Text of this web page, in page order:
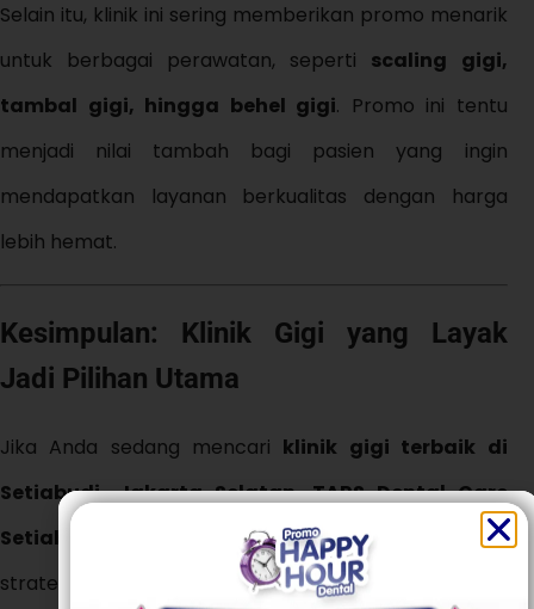
Selain itu, klinik ini sering memberikan promo menarik
untuk berbagai perawatan, seperti scaling gigi,
tambal gigi, hingga behel gigi. Promo ini tentu
menjadi nilai tambah bagi pasien yang ingin
mendapatkan layanan berkualitas dengan harga
lebih hemat.
Kesimpulan: Klinik Gigi yang Layak
Jadi Pilihan Utama
Jika Anda sedang mencari klinik gigi terbaik di
Setiabudi, Jakarta Selatan,TARS Dental Care
Setiabudi
bisa menjadi pilihan utama. Dengan lokasi
strategis di
Jl. Guntur No.22, Ps. Manggis,